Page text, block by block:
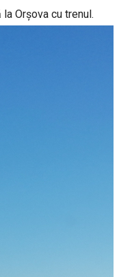
Orșova cu trenul.